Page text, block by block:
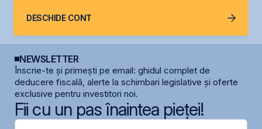
DESCHIDE CONT
NEWSLETTER
Înscrie-te și primești pe email: ghidul complet de
deducere fiscală, alerte la schimbari legislative și oferte
exclusive pentru investitori noi.
Fii cu un pas înaintea pieței!